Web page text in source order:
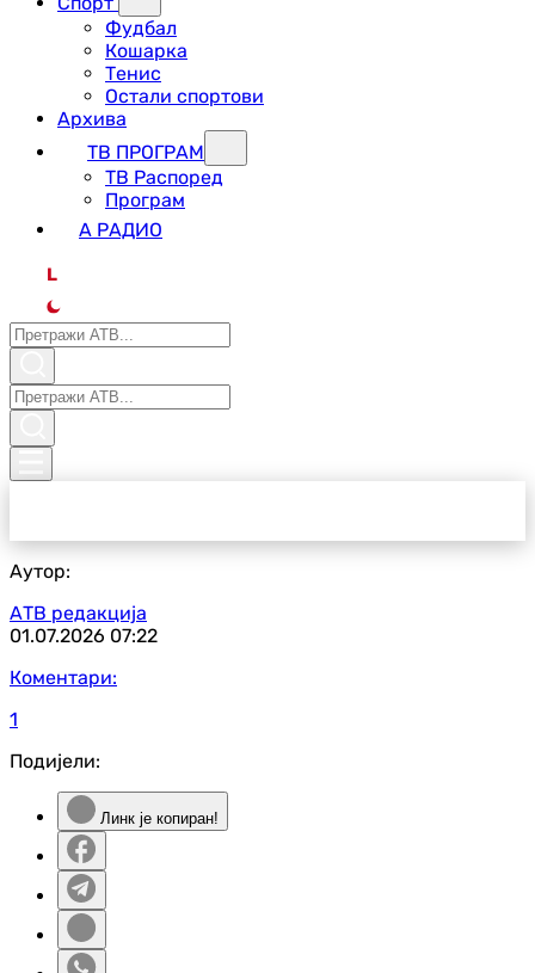
Фудбал
Кошарка
Тенис
Остали спортови
Архива
ТВ ПРОГРАМ
ТВ Распоред
Програм
А РАДИО
L
Аутор:
АТВ редакција
01.07.2026 07:22
Коментари:
1
Подијели:
Линк је копиран!